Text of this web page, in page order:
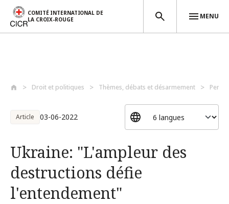
COMITÉ INTERNATIONAL DE
LA CROIX-ROUGE
MENU
Droit et politiques Thèmes, débats et désarmement
Article 03-06-2022
Ukraine: "L'ampleur des
destructions défie
l'entendement"